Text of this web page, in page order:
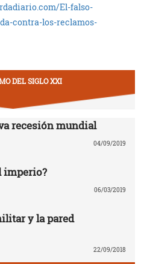
El-falso-
contra-los-reclamos-
DEL SIGLO XXI
recesión mundial
04/09/2019
imperio?
06/03/2019
y la pared
22/09/2018